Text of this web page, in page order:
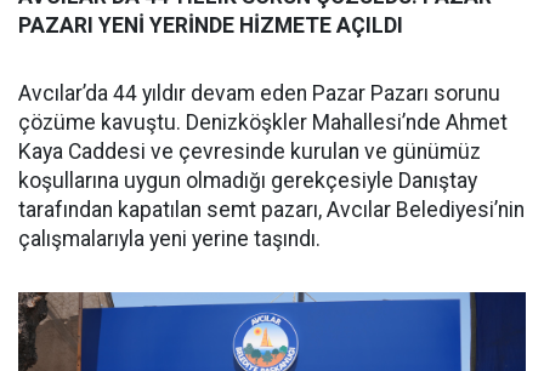
PAZARI YENİ YERİNDE HİZMETE AÇILDI
Avcılar’da 44 yıldır devam eden Pazar Pazarı sorunu
çözüme kavuştu. Denizköşkler Mahallesi’nde Ahmet
Kaya Caddesi ve çevresinde kurulan ve günümüz
koşullarına uygun olmadığı gerekçesiyle Danıştay
tarafından kapatılan semt pazarı, Avcılar Belediyesi’nin
çalışmalarıyla yeni yerine taşındı.